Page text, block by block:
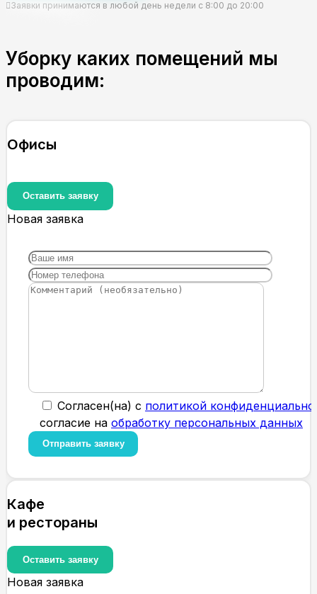
Заявки принимаются в любой день недели с 8:00 до 20:00
Уборку каких помещений мы
проводим:
Офисы
Оставить заявку
Новая заявка
Cогласен(на) с политикой
согласие на обработку персональных данных
Кафе
и рестораны
Оставить заявку
Новая заявка